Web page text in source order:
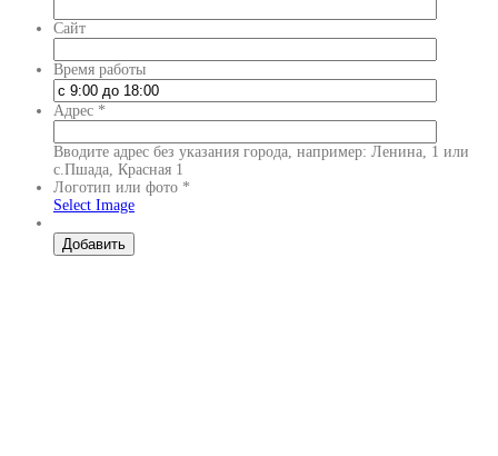
Сайт
Время работы
Адрес *
Вводите адрес без указания города, например: Ленина, 1 или
с.Пшада, Красная 1
Логотип или фото *
Select Image